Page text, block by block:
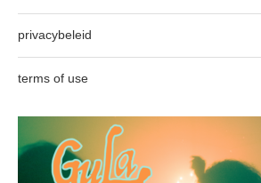
privacybeleid
terms of use